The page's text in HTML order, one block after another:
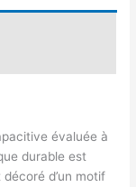
évaluée à
durable est
d’un motif